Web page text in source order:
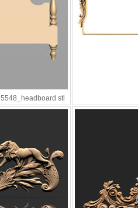
5548_headboard stl